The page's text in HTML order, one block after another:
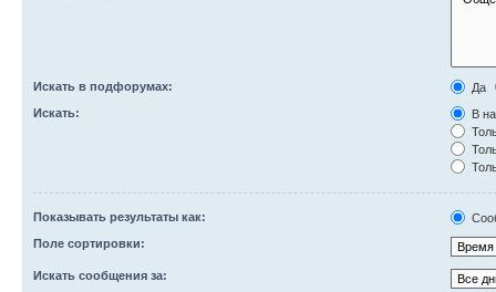
Искать в подфорумах:
Да
Искать:
В
Показывать результаты как:
Поле сортировки:
Искать сообщения за: